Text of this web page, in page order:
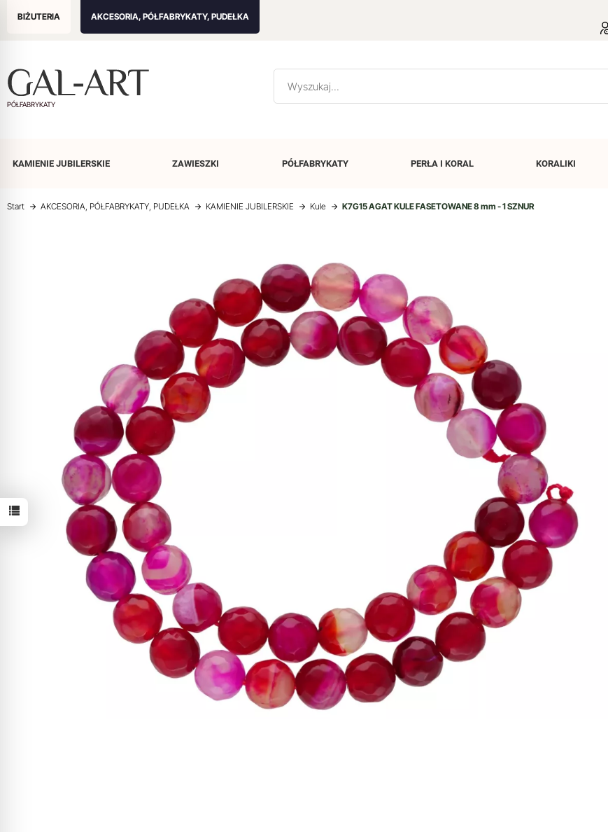
BIŻUTERIA AKCESORIA, PÓŁFABRYKATY, PUDEŁKA
PÓŁFABRYKATY
KAMIENIE JUBILERSKIE ZAWIESZKI PÓŁFABRYKATY PERŁA I KORAL KORALIKI
Start AKCESORIA, PÓŁFABRYKATY, PUDEŁKA KAMIENIE JUBILERSKIE Kule K7G15 AGAT KULE FASETOWANE 8 mm - 1 SZNUR